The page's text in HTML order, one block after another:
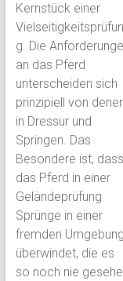
Kernstück einer
Vielseitigkeitsprüfun
g. Die
an das Pferd
unterscheiden sich
prinzipiell von
in Dressur und
Springen. Das
Besondere ist, dass
das Pferd in einer
Geländeprüfung
Sprünge in einer
fremden Umgebung
überwindet, die es
so noch nie